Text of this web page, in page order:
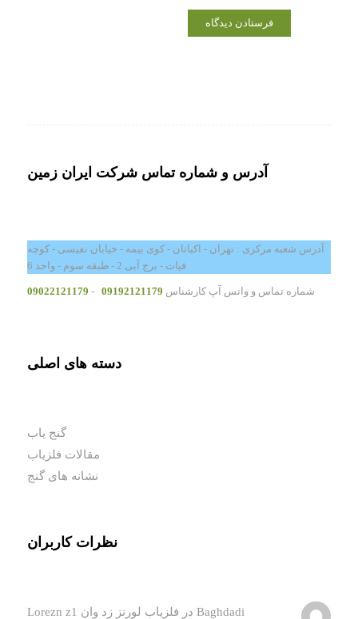
آدرس و شماره تماس شرکت ایران زمین
آدرس شعبه مرکزی : تهران - اکباتان - کوی بیمه - خیابان نفیسی - کوچه
فیات - برج آبی 2 - طبقه سوم - واحد 6
شماره تماس و واتس آپ کارشناس 09192121179
-
09022121179
دسته های اصلی
گنج یاب
مقالات فلزیاب
نشانه های گنج
نظرات کاربران
Baghdadi در فلزیاب لورنز زد وان Lorezn z1